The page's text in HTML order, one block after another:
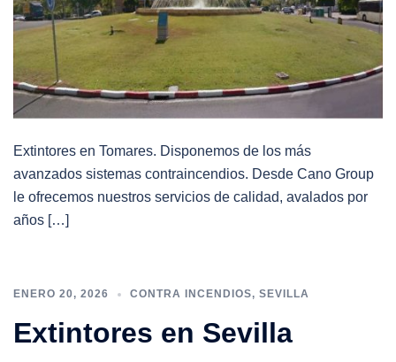
Extintores en Tomares. Disponemos de los más
avanzados sistemas contraincendios. Desde Cano Group
le ofrecemos nuestros servicios de calidad, avalados por
años […]
ENERO 20, 2026 CONTRA INCENDIOS, SEVILLA
Extintores en Sevilla